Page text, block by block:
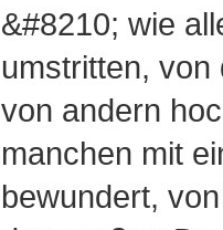
&#8210; wie
umstritten,
von andern
manchen mit
bewundert,